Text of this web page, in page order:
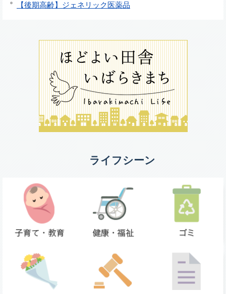
【後期高齢】ジェネリック医薬品
ライフシーン